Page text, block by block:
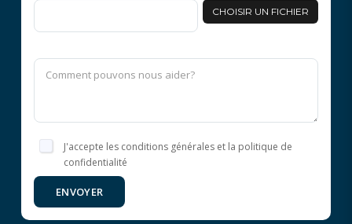
CHOISIR UN FICHIER
J'accepte les conditions générales et la politique de
confidentialité
ENVOYER